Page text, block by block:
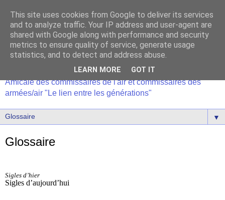
Amicale des commissaires de l'air et commissaires des
armées/air "Le lien entre les générations"
▼
Glossaire
Sigles d’hier
Sigles d’aujourd’hui
This site uses cookies from Google to deliver its services
and to analyze traffic. Your IP address and user-agent are
shared with Google along with performance and security
metrics to ensure quality of service, generate usage
statistics, and to detect and address abuse.
LEARN MORE GOT IT